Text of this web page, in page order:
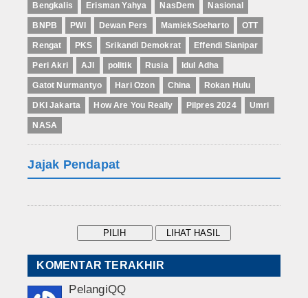
Bengkalis Erisman Yahya NasDem Nasional
BNPB PWI Dewan Pers MamiekSoeharto OTT
Rengat PKS Srikandi Demokrat Effendi Sianipar
Peri Akri AJI politik Rusia Idul Adha
Gatot Nurmantyo Hari Ozon China Rokan Hulu
DKI Jakarta How Are You Really Pilpres 2024 Umri
NASA
Jajak Pendapat
KOMENTAR TERAKHIR
PelangiQQ